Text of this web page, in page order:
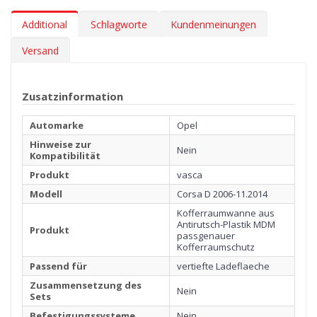
Es handelt sich um ein Beispiel zur Veranschaulichung der
Qualität. Vor dem Kauf prüfen Sie bitte, ob es in unserem Shop
weitere Schalentypen für Ihr Fahrzeug gibt, damit Sie diejenige
Additional Schlagworte
Kundenmeinungen
Versand
Zusatzinformation
Automarke
Opel
Hinweise zur
Kompatibilität
Nein
Produkt
vasca
Modell
Corsa D 2006-11.2014
Produkt
Kofferraumwanne aus
Antirutsch-Plastik MDM
passgenauer
Kofferraumschutz
Passend für
vertiefte Ladeflaeche
Zusammensetzung des
Sets
Nein